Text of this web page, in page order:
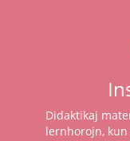
Didaktikaj
lernhorojn,